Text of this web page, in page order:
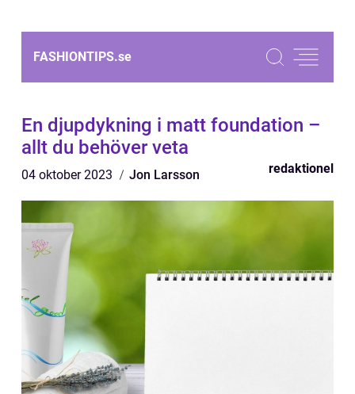
FASHIONTIPS.se
En djupdykning i matt foundation –
allt du behöver veta
04 oktober 2023 Jon Larsson redaktionel